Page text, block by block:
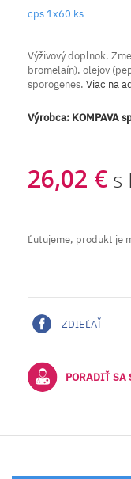
cps 1x60 ks
Výživový doplnok.
bromelaín), olejov
sporogenes. Viac na
Výrobca: KOMPAVA
26,02 € s
Ľutujeme, produkt je
ZDIEĽAŤ
PORADIŤ SA